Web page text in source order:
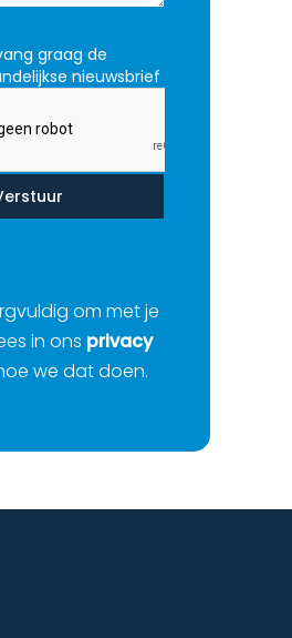
graag de
nieuwsbrief
om met je
in ons privacy
we dat doen.